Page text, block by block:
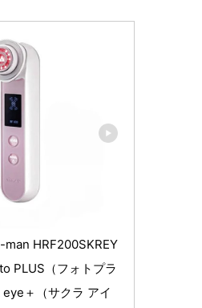
man HRF200SKREY
PLUS（フォトプラ
＋（サクラ アイ